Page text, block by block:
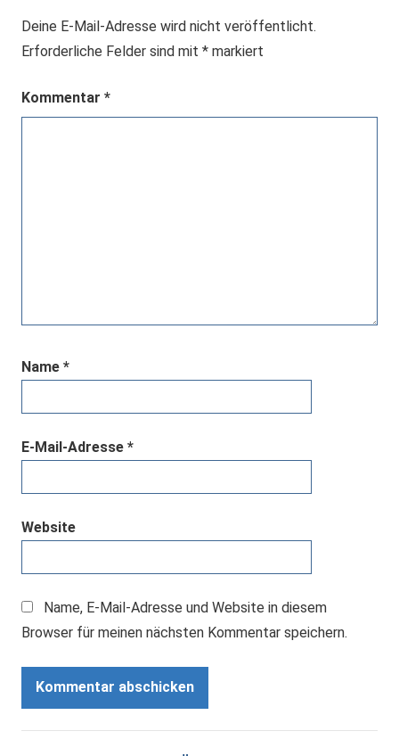
Deine E-Mail-Adresse wird nicht veröffentlicht.
Erforderliche Felder sind mit * markiert
Kommentar *
Name *
E-Mail-Adresse *
Website
Name, E-Mail-Adresse und Website in diesem
Browser für meinen nächsten Kommentar speichern.